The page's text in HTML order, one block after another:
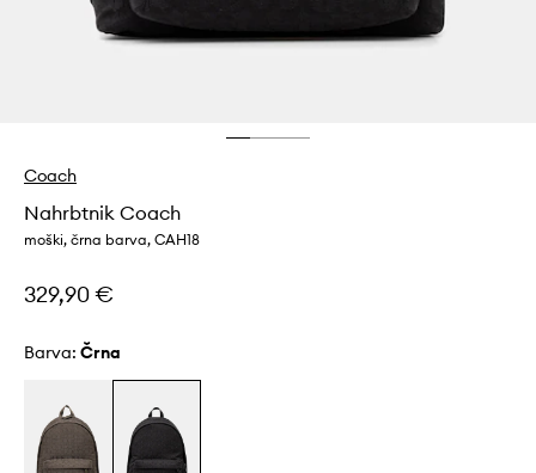
Coach
Nahrbtnik Coach
moški, črna barva, CAH18
329,90 €
Barva: črna